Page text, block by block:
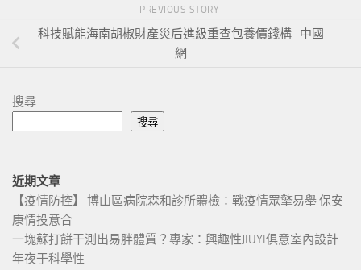
PREVIOUS STORY
科技賦能海南胡椒財產災后進級重查包養價錢構_中國
網
搜尋
搜尋
近期文章
【疫情防控】 博山區病院森和診所體檢：戰疫情眾擎易舉 保安
康情投意合
一塊蘇打餅干測出易胖體質？專家：興趣性JIUYI俱意室內設計
年夜于科學性